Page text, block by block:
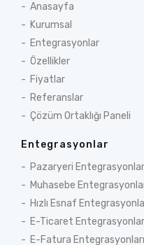
Anasayfa
Kurumsal
Entegrasyonlar
Özellikler
Fiyatlar
Referanslar
Çözüm Ortaklığı Paneli
Entegrasyonlar
Pazaryeri
Muhasebe
Hızlı Esnaf
E-Ticaret
E-Fatura Entegrasyonları